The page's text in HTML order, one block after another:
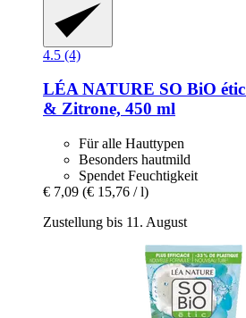
4.5 (4)
LÉA NATURE SO BiO étic
& Zitrone, 450 ml
Für alle Hauttypen
Besonders hautmild
Spendet Feuchtigkeit
€ 7,09 (€ 15,76 / l)
Zustellung bis 11. August